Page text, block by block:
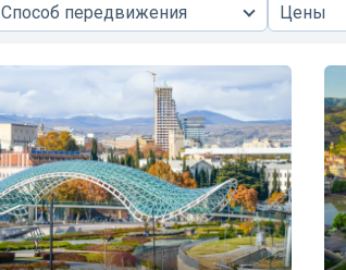
Способ передвижения Цены